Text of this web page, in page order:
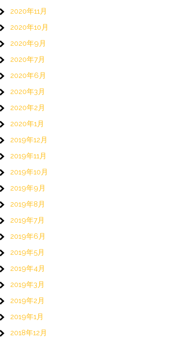
2020年11月
2020年10月
2020年9月
2020年7月
2020年6月
2020年3月
2020年2月
2020年1月
2019年12月
2019年11月
2019年10月
2019年9月
2019年8月
2019年7月
2019年6月
2019年5月
2019年4月
2019年3月
2019年2月
2019年1月
2018年12月